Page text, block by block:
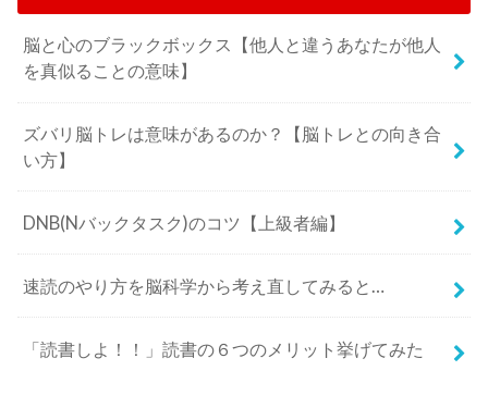
脳と心のブラックボックス【他人と違うあなたが他人
を真似ることの意味】
ズバリ脳トレは意味があるのか？【脳トレとの向き合
い方】
DNB(Nバックタスク)のコツ【上級者編】
速読のやり方を脳科学から考え直してみると…
「読書しよ！！」読書の６つのメリット挙げてみた